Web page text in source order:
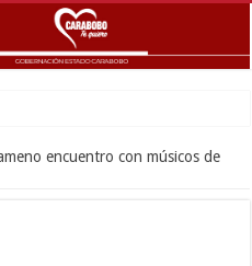
encuentro con músicos de